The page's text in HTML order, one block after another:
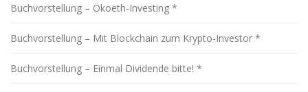
Buchvorstellung – Ökoeth-Investing *
Buchvorstellung – Mit Blockchain zum Krypto-Investor *
Buchvorstellung – Einmal Dividende bitte! *